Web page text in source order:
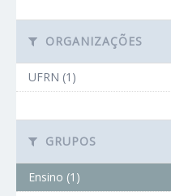
ORGANIZAÇÕES
UFRN (1)
GRUPOS
Ensino (1)